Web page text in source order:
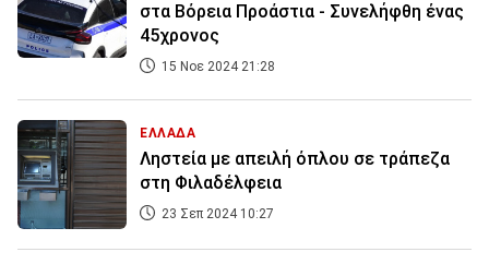
στα Βόρεια Προάστια - Συνελήφθη ένας
45χρονος
15 Νοε 2024 21:28
ΕΛΛΑΔΑ
Ληστεία με απειλή όπλου σε τράπεζα
στη Φιλαδέλφεια
23 Σεπ 2024 10:27